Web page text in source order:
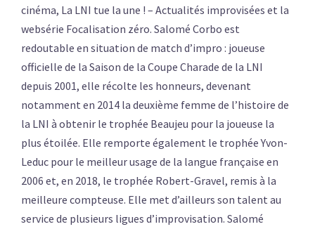
cinéma, La LNI tue la une ! – Actualités improvisées et la
websérie Focalisation zéro. Salomé Corbo est
redoutable en situation de match d’impro : joueuse
officielle de la Saison de la Coupe Charade de la LNI
depuis 2001, elle récolte les honneurs, devenant
notamment en 2014 la deuxième femme de l’histoire de
la LNI à obtenir le trophée Beaujeu pour la joueuse la
plus étoilée. Elle remporte également le trophée Yvon-
Leduc pour le meilleur usage de la langue française en
2006 et, en 2018, le trophée Robert-Gravel, remis à la
meilleure compteuse. Elle met d’ailleurs son talent au
service de plusieurs ligues d’improvisation. Salomé